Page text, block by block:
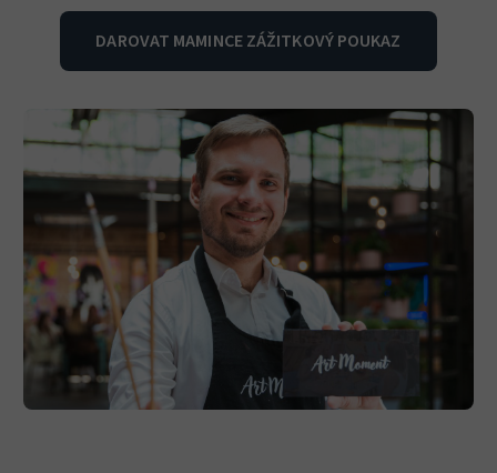
DAROVAT MAMINCE ZÁŽITKOVÝ POUKAZ